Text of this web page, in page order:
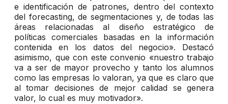
e identificación de patrones, dentro del contexto
del forecasting, de segmentaciones y, de todas las
áreas relacionadas al diseño estratégico de
políticas comerciales basadas en la información
contenida en los datos del negocio». Destacó
asimismo, que con este convenio «nuestro trabajo
va a ser de mayor provecho y tanto los alumnos
como las empresas lo valoran, ya que es claro que
al tomar decisiones de mejor calidad se genera
valor, lo cual es muy motivador».